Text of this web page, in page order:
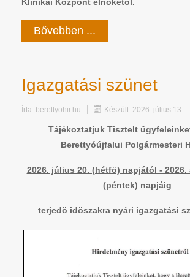
Bővebben ...
Igazgatási szünet
Írta: berettyohir.hu Készült: 2026. július 13.
Tájékoztatjuk Tisztelt
Berettyóújfalui Polgármesteri
2026. július 20. (hétfö) napjától - 2026.
(péntek) napjáig
terjedö idöszakra nyári igazgatási